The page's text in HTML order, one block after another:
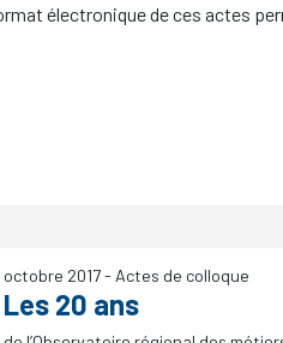
électronique de ces actes
octobre 2017- Actes de colloque
Les 20 ans